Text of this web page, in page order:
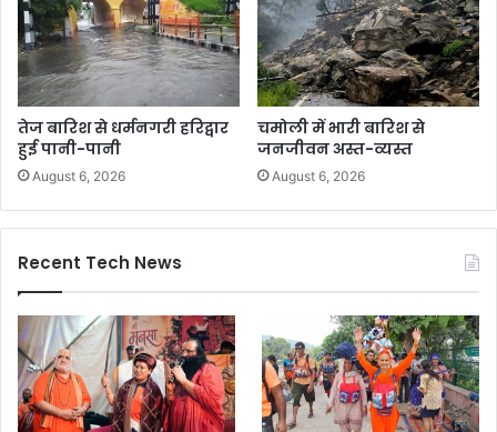
तेज बारिश से धर्मनगरी हरिद्वार
हुई पानी-पानी
August 6, 2026
चमोली में भारी बारिश से
जनजीवन अस्त-व्यस्त
August 6, 2026
Recent Tech News